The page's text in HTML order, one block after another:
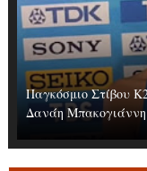
Παγκόσμιο Στίβου
Δανάη Μπακογιάννη